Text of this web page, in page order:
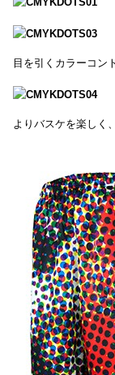
目を引くカラーコン
よりバスケを楽しく